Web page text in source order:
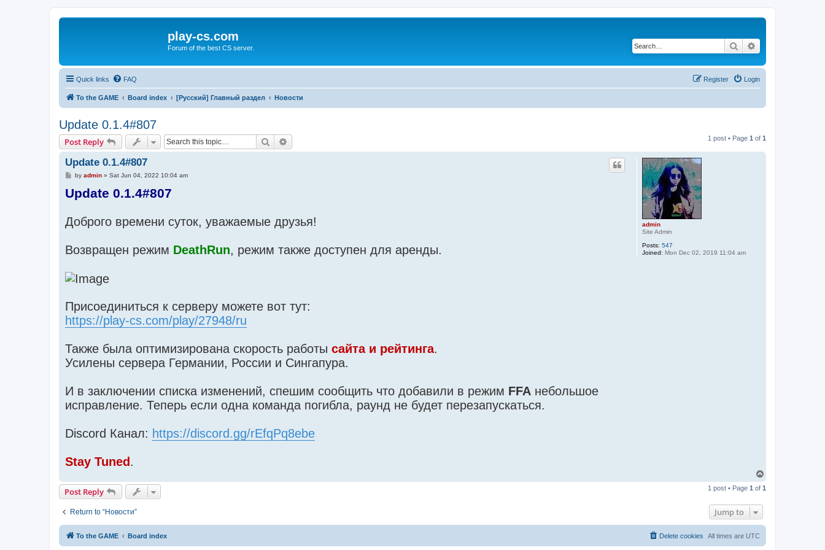
play-cs.com
Forum of the best CS server. Search
Quick links FAQ Login
Register
To the GAME Board index [Русский] Главный раздел Новости
Update 0.1.4#807
Post Reply Search 1 post • Page 1 of 1
admin
Site Admin
Posts: 547
Joined: Mon Dec 02, 2019 11:04 am
Update 0.1.4#807
P
s
t
by admin» Sat Jun 04, 2022 10:04 am
Update 0.1.4#807
Доброго времени суток, уважаемые друзья!
Возвращен режим DeathRun, режим также доступен для аренды.
Присоединиться к серверу можете вот тут:
https://play-cs.com/play/27948/ru
Также была оптимизирована скорость работы сайта и рейтинга.
Усилены сервера Германии, России и Сингапура.
И в заключении списка изменений, спешим сообщить что добавили в режим FFA небольшое
исправление. Теперь если одна команда погибла, раунд не будет перезапускаться.
Discord Канал: https://discord.gg/rEfqPq8ebe
Stay Tuned.
p
Post Reply 1 post • Page 1 of 1
Return to “Новости” Jump to
To the GAME Board index All times are UTC
Delete cookies